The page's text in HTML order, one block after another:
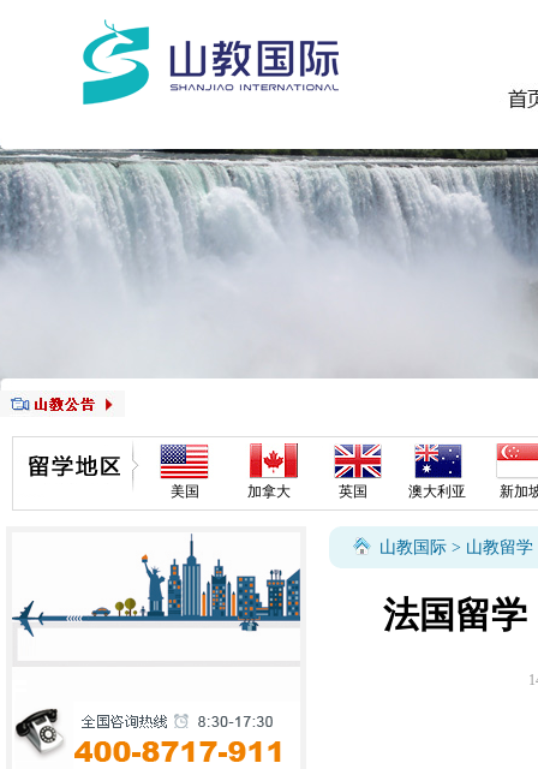
美国 加拿大 英国 澳大利亚 新加
山教国际 > 山教留学
法国留学